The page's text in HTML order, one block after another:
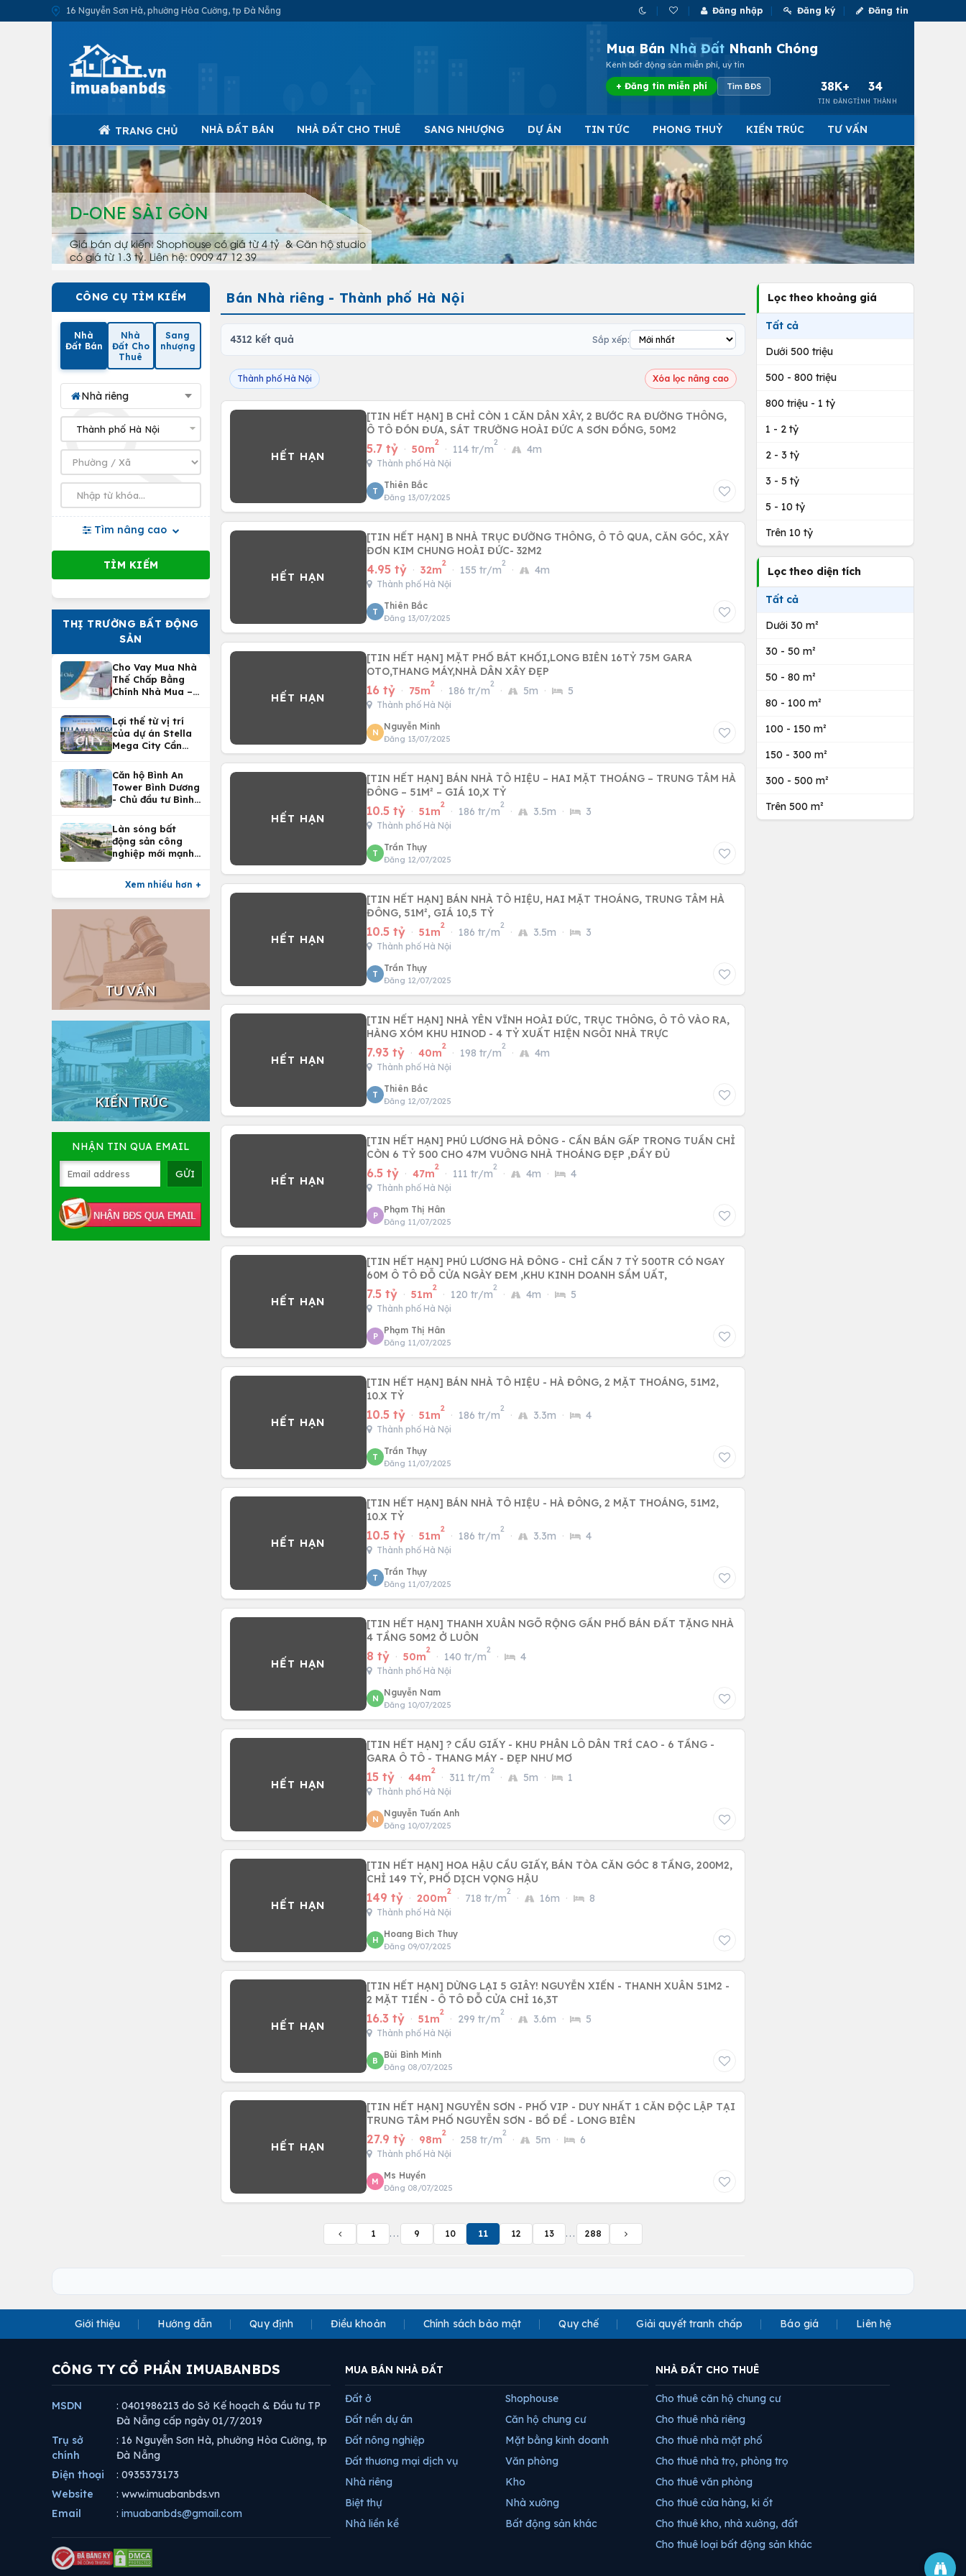
16 Nguyễn Sơn Hà, phường Hòa Cường, tp Đà Nẵng Đăng nhập Đăng ký Đăng tin
Mua Bán Nhà Đất Nhanh Chóng
Kênh bất động sản miễn phí, uy tín
+ Đăng tin miễn phí Tìm BĐS 38K+
TIN ĐĂNG
34
TỈNH THÀNH
TRANG CHỦ NHÀ ĐẤT BÁN NHÀ ĐẤT CHO THUÊ SANG NHƯỢNG DỰ ÁN TIN TỨC PHONG THUỶ KIẾN TRÚC TƯ VẤN
D-ONE SÀI GÒN
Giá bán dự kiến: Shophouse có giá từ 4 tỷ & Căn hộ studio
có giá từ 1.3 tỷ. Liên hệ: 0909 47 12 39
CÔNG CỤ TÌM KIẾM
Nhà
Đất Bán
Nhà
Đất Cho
Thuê
Sang
nhượng
Nhà riêng
Tìm nâng cao
THỊ TRƯỜNG BẤT ĐỘNG
SẢN
Cho Vay Mua Nhà
Thế Chấp Bằng
Chính Nhà Mua –
Nhà Tại
Vietcombank
Lợi thế từ vị trí
của dự án Stella
Mega City Cần
Căn hộ Bình An
Tower Bình Dương
- Chủ đầu tư Bình
Làn sóng bất
động sản công
nghiệp mới mạnh
Xem nhiều hơn +
TƯ VẤN
KIẾN TRÚC
NHẬN TIN QUA EMAIL
Bán Nhà riêng - Thành phố Hà Nội
4312 kết quả Sắp xếp:
Thành phố Hà Nội Xóa lọc nâng cao
[TIN HẾT HẠN] B CHỈ CÒN 1 CĂN DÂN XÂY, 2 BƯỚC RA ĐƯỜNG THÔNG,
Ô TÔ ĐÓN ĐƯA, SÁT TRƯỜNG HOÀI ĐỨC A SƠN ĐỒNG, 50M2
5.7 tỷ · 50m
2
· 114 tr/m
2
· 4m
Thành phố Hà Nội
T
Thiên Bắc
Đăng 13/07/2025
[TIN HẾT HẠN] B NHÀ TRỤC ĐƯỜNG THÔNG, Ô TÔ QUA, CĂN GÓC, XÂY
ĐƠN KIM CHUNG HOÀI ĐỨC- 32M2
4.95 tỷ · 32m
2
· 155 tr/m
2
· 4m
Thành phố Hà Nội
T
Thiên Bắc
Đăng 13/07/2025
[TIN HẾT HẠN] MẶT PHỐ BÁT KHỐI,LONG BIÊN 16TỶ 75M GARA
OTO,THANG MÁY,NHÀ DÂN XÂY ĐẸP
16 tỷ · 75m
2
· 186 tr/m
2
· 5m · 5
Thành phố Hà Nội
N
Nguyễn Minh
Đăng 13/07/2025
[TIN HẾT HẠN] BÁN NHÀ TÔ HIỆU – HAI MẶT THOÁNG – TRUNG TÂM HÀ
ĐÔNG – 51M² – GIÁ 10,X TỶ
10.5 tỷ · 51m
2
· 186 tr/m
2
· 3.5m · 3
Thành phố Hà Nội
T
Trần Thụy
Đăng 12/07/2025
[TIN HẾT HẠN] BÁN NHÀ TÔ HIỆU, HAI MẶT THOÁNG, TRUNG TÂM HÀ
ĐÔNG, 51M², GIÁ 10,5 TỶ
10.5 tỷ · 51m
2
· 186 tr/m
2
· 3.5m · 3
Thành phố Hà Nội
T
Trần Thụy
Đăng 12/07/2025
[TIN HẾT HẠN] NHÀ YÊN VĨNH HOÀI ĐỨC, TRỤC THÔNG, Ô TÔ VÀO RA,
HÀNG XÓM KHU HINOD - 4 TỶ XUẤT HIỆN NGÔI NHÀ TRỰC
7.93 tỷ · 40m
2
· 198 tr/m
2
· 4m
Thành phố Hà Nội
T
Thiên Bắc
Đăng 12/07/2025
[TIN HẾT HẠN] PHÚ LƯƠNG HÀ ĐÔNG - CẦN BÁN GẤP TRONG TUẦN CHỈ
CÒN 6 TỶ 500 CHO 47M VUÔNG NHÀ THOÁNG ĐẸP ,ĐẦY ĐỦ
6.5 tỷ · 47m
2
· 111 tr/m
2
· 4m · 4
Thành phố Hà Nội
P
Phạm Thị Hân
Đăng 11/07/2025
[TIN HẾT HẠN] PHÚ LƯƠNG HÀ ĐÔNG - CHỈ CẦN 7 TỶ 500TR CÓ NGAY
60M Ô TÔ ĐỖ CỬA NGÀY ĐEM ,KHU KINH DOANH SẦM UẤT,
7.5 tỷ · 51m
2
· 120 tr/m
2
· 4m · 5
Thành phố Hà Nội
P
Phạm Thị Hân
Đăng 11/07/2025
[TIN HẾT HẠN] BÁN NHÀ TÔ HIỆU - HÀ ĐÔNG, 2 MẶT THOÁNG, 51M2,
10.X TỶ
10.5 tỷ · 51m
2
· 186 tr/m
2
· 3.3m · 4
Thành phố Hà Nội
T
Trần Thụy
Đăng 11/07/2025
[TIN HẾT HẠN] BÁN NHÀ TÔ HIỆU - HÀ ĐÔNG, 2 MẶT THOÁNG, 51M2,
10.X TỶ
10.5 tỷ · 51m
2
· 186 tr/m
2
· 3.3m · 4
Thành phố Hà Nội
T
Trần Thụy
Đăng 11/07/2025
[TIN HẾT HẠN] THANH XUÂN NGÕ RỘNG GẦN PHỐ BÁN ĐẤT TẶNG NHÀ
4 TẦNG 50M2 Ở LUÔN
8 tỷ · 50m
2
· 140 tr/m
2
· 4
Thành phố Hà Nội
N
Nguyễn Nam
Đăng 10/07/2025
[TIN HẾT HẠN] ? CẦU GIẤY - KHU PHÂN LÔ DÂN TRÍ CAO - 6 TẦNG -
GARA Ô TÔ - THANG MÁY - ĐẸP NHƯ MƠ
15 tỷ · 44m
2
· 311 tr/m
2
· 5m · 1
Thành phố Hà Nội
N
Nguyễn Tuấn Anh
Đăng 10/07/2025
[TIN HẾT HẠN] HOA HẬU CẦU GIẤY, BÁN TÒA CĂN GÓC 8 TẦNG, 200M2,
CHỈ 149 TỶ, PHỐ DỊCH VỌNG HẬU
149 tỷ · 200m
2
· 718 tr/m
2
· 16m · 8
Thành phố Hà Nội
H
Hoang Bich Thuy
Đăng 09/07/2025
[TIN HẾT HẠN] DỪNG LẠI 5 GIÂY! NGUYỄN XIỂN - THANH XUÂN 51M2 -
2 MẶT TIỀN - Ô TÔ ĐỖ CỬA CHỈ 16,3T
16.3 tỷ · 51m
2
· 299 tr/m
2
· 3.6m · 5
Thành phố Hà Nội
B
Bùi Bình Minh
Đăng 08/07/2025
[TIN HẾT HẠN] NGUYỄN SƠN - PHỐ VIP - DUY NHẤT 1 CĂN ĐỘC LẬP TẠI
TRUNG TÂM PHỐ NGUYỄN SƠN - BỒ ĐỀ - LONG BIÊN
27.9 tỷ · 98m
2
· 258 tr/m
2
· 5m · 6
Thành phố Hà Nội
M
Ms Huyền
Đăng 08/07/2025
1 ... 9 10 11 12 13 ... 288
Lọc theo khoảng giá
Tất cả
Dưới 500 triệu
500 - 800 triệu
800 triệu - 1 tỷ
1 - 2 tỷ
2 - 3 tỷ
3 - 5 tỷ
5 - 10 tỷ
Trên 10 tỷ
Lọc theo diện tích
Tất cả
Dưới 30 m²
30 - 50 m²
50 - 80 m²
80 - 100 m²
100 - 150 m²
150 - 300 m²
300 - 500 m²
Trên 500 m²
Giới thiệu Hướng dẫn Quy định Điều khoản Chính sách bảo mật Quy chế Giải quyết tranh chấp Báo giá Liên hệ
CÔNG TY CỔ PHẦN IMUABANBDS
MSDN
: 0401986213 do Sở Kế hoạch & Đầu tư TP
Đà Nẵng cấp ngày 01/7/2019
Trụ sở
chính
: 16 Nguyễn Sơn Hà, phường Hòa Cường, tp
Đà Nẵng
Điện thoại
: 0935373173
Website
: www.imuabanbds.vn
Email
: imuabanbds@gmail.com
MUA BÁN NHÀ ĐẤT
Đất ở
Đất nền dự án
Đất nông nghiệp
Đất thương mại dịch vụ
Nhà riêng
Biệt thự
Nhà liền kề
Shophouse
Căn hộ chung cư
Mặt bằng kinh doanh
Văn phòng
Kho
Nhà xưởng
Bất động sản khác
NHÀ ĐẤT CHO THUÊ
Cho thuê căn hộ chung cư
Cho thuê nhà riêng
Cho thuê nhà mặt phố
Cho thuê nhà trọ, phòng trọ
Cho thuê văn phòng
Cho thuê cửa hàng, ki ốt
Cho thuê kho, nhà xưởng, đất
Cho thuê loại bất động sản khác